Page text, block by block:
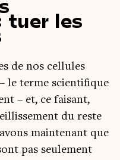
tuer les
de nos cel­lules
le terme scien­ti­fique
– et, ce fai­sant,
du reste
main­te­nant que
pas seule­ment